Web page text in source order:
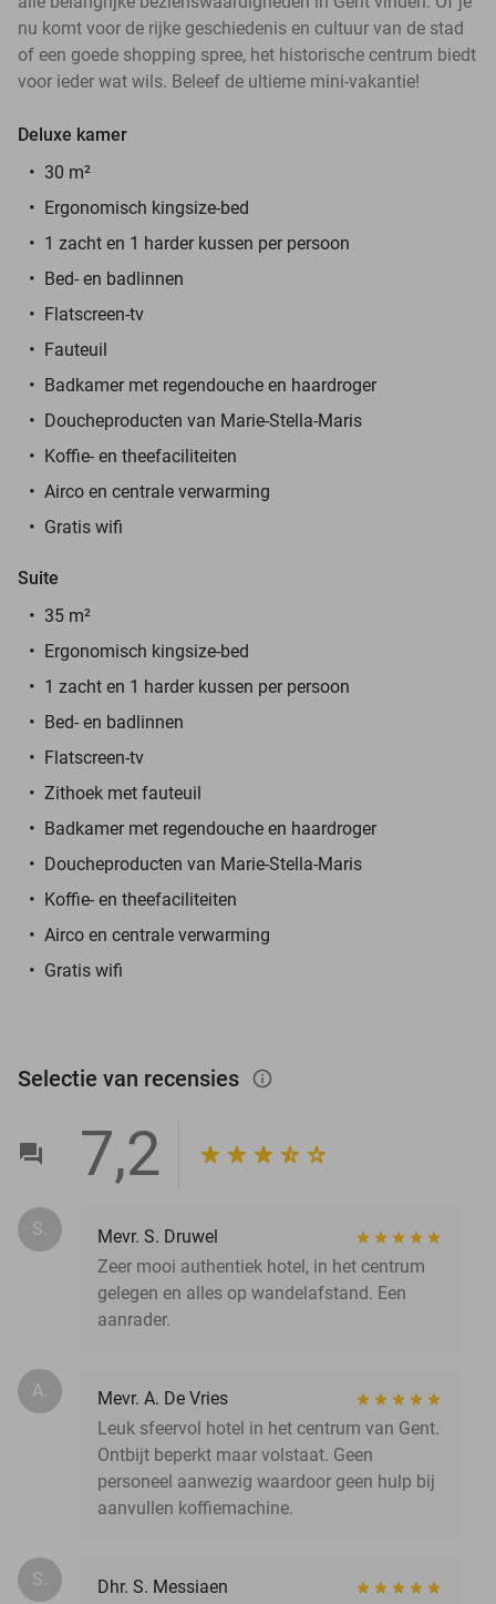
nu komt voor de rijke geschiedenis en cultuur van de stad
of een goede shopping spree, het historische centrum biedt
voor ieder wat wils. Beleef de ultieme mini-vakantie!
Deluxe kamer
30 m²
Ergonomisch kingsize-bed
1 zacht en 1 harder kussen per persoon
Bed- en badlinnen
Flatscreen-tv
Fauteuil
Badkamer met regendouche en haardroger
Doucheproducten van Marie-Stella-Maris
Koffie- en theefaciliteiten
Airco en centrale verwarming
Gratis wifi
Suite
35 m²
Ergonomisch kingsize-bed
1 zacht en 1 harder kussen per persoon
Bed- en badlinnen
Flatscreen-tv
Zithoek met fauteuil
Badkamer met regendouche en haardroger
Doucheproducten van Marie-Stella-Maris
Koffie- en theefaciliteiten
Airco en centrale verwarming
Gratis wifi
Selectie van recensies info_outlined
7,2
S.
Mevr. S. Druwel
Zeer mooi authentiek hotel, in het centrum
gelegen en alles op wandelafstand. Een
aanrader.
A.
Mevr. A. De Vries
Leuk sfeervol hotel in het centrum van Gent.
Ontbijt beperkt maar volstaat. Geen
personeel aanwezig waardoor geen hulp bij
aanvullen koffiemachine.
S.
Dhr. S. Messiaen